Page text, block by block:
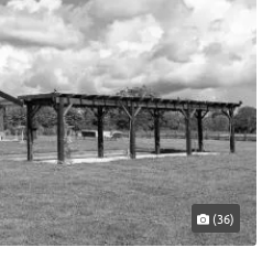
(36)